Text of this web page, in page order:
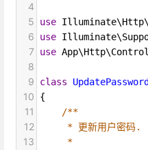
4
5
use
6 use
7 use
8
9
class
10 {
11 /**
12 * 更新用户密码.
13 *